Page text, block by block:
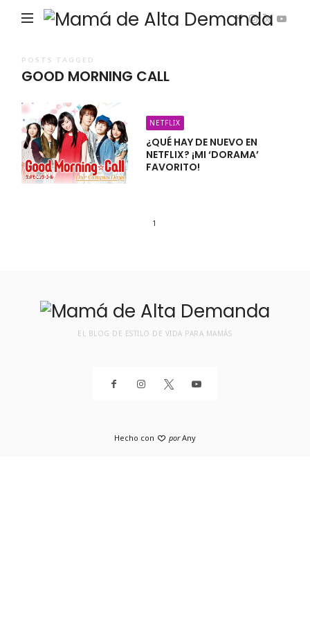
POSTS TAGGED
GOOD MORNING CALL
NETFLIX
¿QUÉ HAY DE NUEVO EN
NETFLIX? ¡MI ‘DORAMA’
FAVORITO!
1
EL BLOG DE ESTILO DE VIDA PARA MAMÁS
Hecho con porAny